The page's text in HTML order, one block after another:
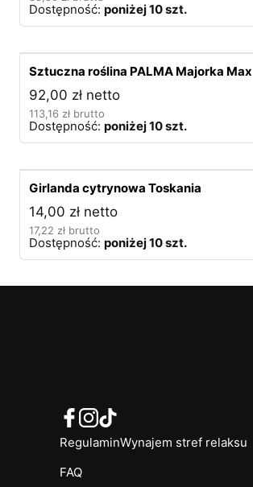
Dostępność: poniżej 10 szt.
Sztuczna roślina PALMA Majorka Max
92,00 zł netto
113,16 zł brutto
Dostępność: poniżej 10 szt.
Girlanda cytrynowa Toskania
14,00 zł netto
17,22 zł brutto
Dostępność: poniżej 10 szt.
Regulamin
FAQ
Wynajem stref relaksu